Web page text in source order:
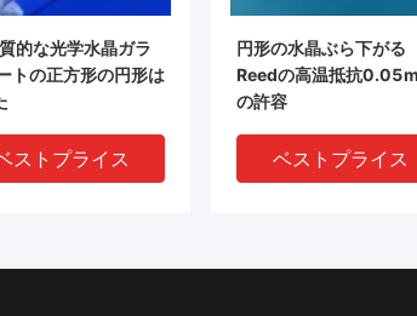
的な光学水晶ガラ
トの正方形の円形は
ストプライス
円形の水晶ぶら下がる
Reedの高温抵抗
の許容
ベストプライス